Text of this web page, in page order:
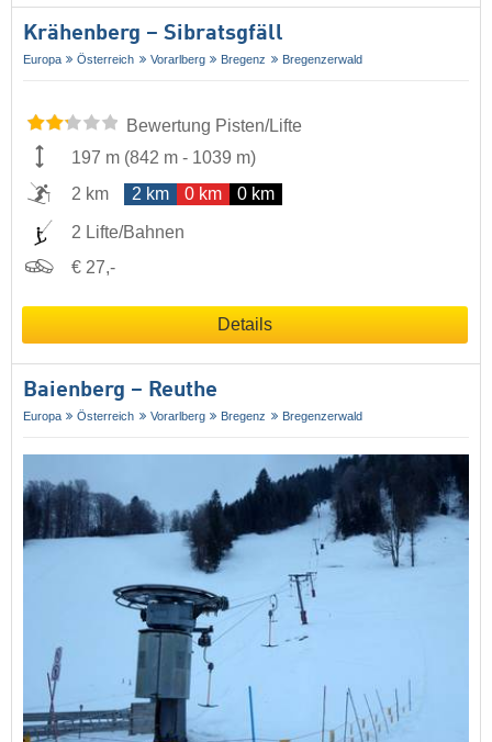
Krähenberg – Sibratsgfäll
Europa Österreich Vorarlberg Bregenz Bregenzerwald
Bewertung Pisten/Lifte
197 m (842 m - 1039 m)
2 km
2 km 0 km 0 km
2 Lifte/Bahnen
€ 27,-
Details
Baienberg – Reuthe
Europa Österreich Vorarlberg Bregenz Bregenzerwald